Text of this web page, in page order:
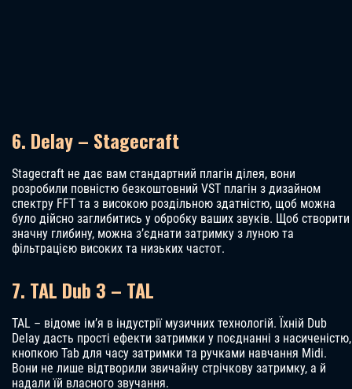
6. Delay – Stagecraft
Stagecraft не дає вам стандартний плагін ділея, вони
розробили повністю безкоштовний VST плагін з дизайном
спектру FFT та з високою роздільною здатністю, щоб можна
було дійсно заглибитись у обробку ваших звуків. Щоб створити
значну глибину, можна з’єднати затримку з луною та
фільтрацією високих та низьких частот.
7. TAL Dub 3 – TAL
TAL – відоме ім’я в індустрії музичних технологій. Їхній Dub
Delay дасть прості ефекти затримки у поєднанні з насиченістю,
кнопкою Tab для часу затримки та ручками навчання Midi.
Вони не лише відтворили звичайну стрічкову затримку, а й
надали їй власного звучання.